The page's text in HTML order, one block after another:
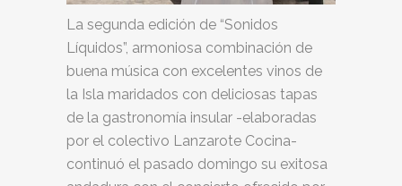
La segunda edición de “Sonidos
Líquidos”, armoniosa combinación de
buena música con excelentes vinos de
la Isla maridados con deliciosas tapas
de la gastronomía insular -elaboradas
por el colectivo Lanzarote Cocina-
continuó el pasado domingo su exitosa